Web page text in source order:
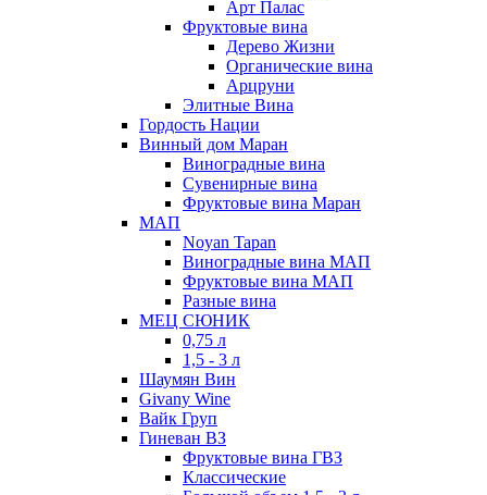
Арт Палас
Фруктовые вина
Дерево Жизни
Органические вина
Арцруни
Элитные Вина
Гордость Нации
Винный дом Маран
Виноградные вина
Сувенирные вина
Фруктовые вина Маран
МАП
Noyan Tapan
Виноградные вина МАП
Фруктовые вина МАП
Разные вина
МЕЦ СЮНИК
0,75 л
1,5 - 3 л
Шаумян Вин
Givany Wine
Вайк Груп
Гиневан ВЗ
Фруктовые вина ГВЗ
Классические